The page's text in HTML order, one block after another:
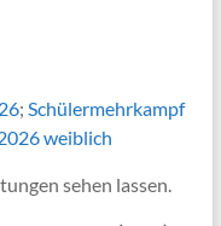
; Schülermehrkampf
weiblich
sehen lassen.